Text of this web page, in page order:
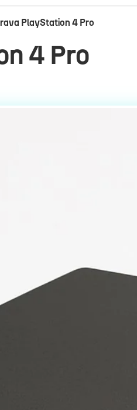
PlayStation 4 Pro
4 Pro